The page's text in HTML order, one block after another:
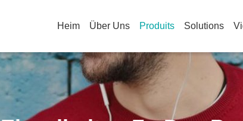
Heim Über Uns Produits Solutions